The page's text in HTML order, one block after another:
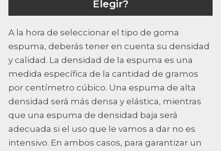
Elegir?
A la hora de seleccionar el tipo de goma
espuma, deberás tener en cuenta su densidad
y calidad. La densidad de la espuma es una
medida específica de la cantidad de gramos
por centímetro cúbico. Una espuma de alta
densidad será más densa y elástica, mientras
que una espuma de densidad baja será
adecuada si el uso que le vamos a dar no es
intensivo. En ambos casos, para garantizar un